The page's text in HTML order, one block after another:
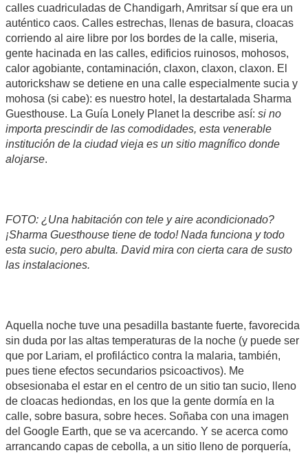
calles cuadriculadas de Chandigarh, Amritsar sí que era un
auténtico caos. Calles estrechas, llenas de basura, cloacas
corriendo al aire libre por los bordes de la calle, miseria,
gente hacinada en las calles, edificios ruinosos, mohosos,
calor agobiante, contaminación, claxon, claxon, claxon. El
autorickshaw se detiene en una calle especialmente sucia y
mohosa (si cabe): es nuestro hotel, la destartalada Sharma
Guesthouse. La Guía Lonely Planet la describe así: si no
importa prescindir de las comodidades, esta venerable
institución de la ciudad vieja es un sitio magnífico donde
alojarse.
FOTO: ¿Una habitación con tele y aire acondicionado?
¡Sharma Guesthouse tiene de todo! Nada funciona y todo
esta sucio, pero abulta. David mira con cierta cara de susto
las instalaciones.
Aquella noche tuve una pesadilla bastante fuerte, favorecida
sin duda por las altas temperaturas de la noche (y puede ser
que por Lariam, el profiláctico contra la malaria, también,
pues tiene efectos secundarios psicoactivos). Me
obsesionaba el estar en el centro de un sitio tan sucio, lleno
de cloacas hediondas, en los que la gente dormía en la
calle, sobre basura, sobre heces. Soñaba con una imagen
del Google Earth, que se va acercando. Y se acerca como
arrancando capas de cebolla, a un sitio lleno de porquería,